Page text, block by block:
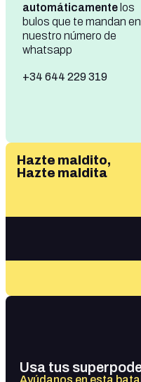
automáticamente los
bulos que te mandan en
nuestro número de
whatsapp
+34 644 229 319
Hazte maldito,
Hazte maldita
Usa tus
Ayúdanos en esta